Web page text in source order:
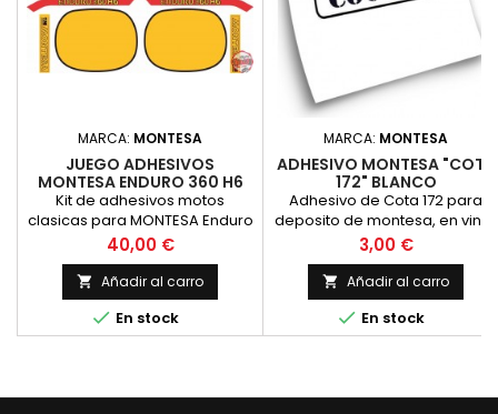
MARCA: MONTESA
JUEGO ADHESIVOS
MONTESA ENDURO 360 H6
DEP. AMARILLO
Kit de adhesivos motos
clasicas para MONTESA Enduro
360 H6, version con deposito
de color AMARILLO. Juego de
adhesivos - Vinilo para Moto,
m&aacute;xima Calidad.
Precio
40,00 €
 Añadir al carro
 En stock
MARCA: MONTESA
ADHESIVO MONTESA "COTA
172" BLANCO
Adhesivo de Cota 172 para
deposito de montesa, en vinilo
BLANCO - Vinilo para Moto,
m&aacute;xima Calidad.
Precio
3,00 €
 Añadir al carro
 En stock